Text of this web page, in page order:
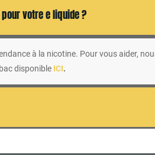
votre e liquide ?
à la nicotine. Pour vous aider,
disponible ICI.